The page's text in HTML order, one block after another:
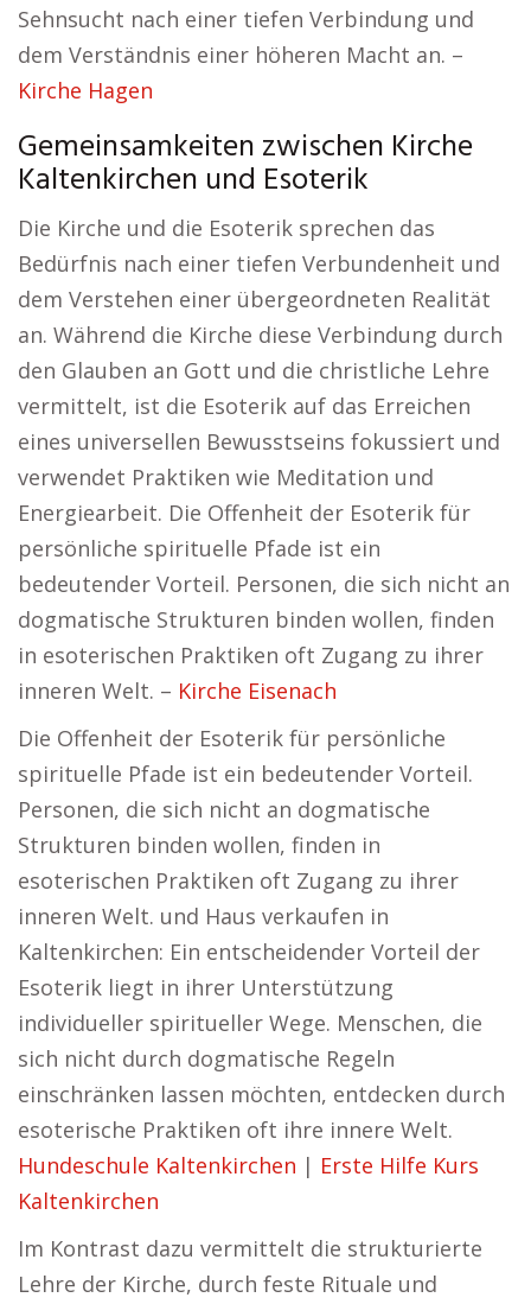
Sehnsucht nach einer tiefen Verbindung und
dem Verständnis einer höheren Macht an. –
Kirche Hagen
Gemeinsamkeiten zwischen Kirche
Kaltenkirchen und Esoterik
Die Kirche und die Esoterik sprechen das
Bedürfnis nach einer tiefen Verbundenheit und
dem Verstehen einer übergeordneten Realität
an. Während die Kirche diese Verbindung durch
den Glauben an Gott und die christliche Lehre
vermittelt, ist die Esoterik auf das Erreichen
eines universellen Bewusstseins fokussiert und
verwendet Praktiken wie Meditation und
Energiearbeit. Die Offenheit der Esoterik für
persönliche spirituelle Pfade ist ein
bedeutender Vorteil. Personen, die sich nicht an
dogmatische Strukturen binden wollen, finden
in esoterischen Praktiken oft Zugang zu ihrer
inneren Welt. – Kirche Eisenach
Die Offenheit der Esoterik für persönliche
spirituelle Pfade ist ein bedeutender Vorteil.
Personen, die sich nicht an dogmatische
Strukturen binden wollen, finden in
esoterischen Praktiken oft Zugang zu ihrer
inneren Welt. und Haus verkaufen in
Kaltenkirchen: Ein entscheidender Vorteil der
Esoterik liegt in ihrer Unterstützung
individueller spiritueller Wege. Menschen, die
sich nicht durch dogmatische Regeln
einschränken lassen möchten, entdecken durch
esoterische Praktiken oft ihre innere Welt.
Hundeschule Kaltenkirchen | Erste Hilfe Kurs
Kaltenkirchen
Im Kontrast dazu vermittelt die strukturierte
Lehre der Kirche, durch feste Rituale und